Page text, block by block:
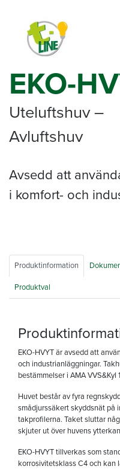
EKO-
Uteluftshuv –
Avluftshuv
Avsedd att
i komfort- och
Produktinformation
Produktval
EKO-HVYT är avsedd att
och industrianläggningar.
bestämmelser i AMA VVS&Kyl
Huvet består av fyra
smådjurssäkert skyddsnät på
takprofilerna. Taket sluttar
skjuter ut över huvens
EKO-HVYTtillverkas som
korrosivitetsklass C4 och kan